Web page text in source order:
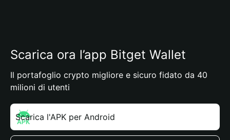
Scarica ora l’app Bitget Wallet
Il portafoglio crypto migliore e sicuro fidato da 40
milioni di utenti
Scarica l'APK per Android